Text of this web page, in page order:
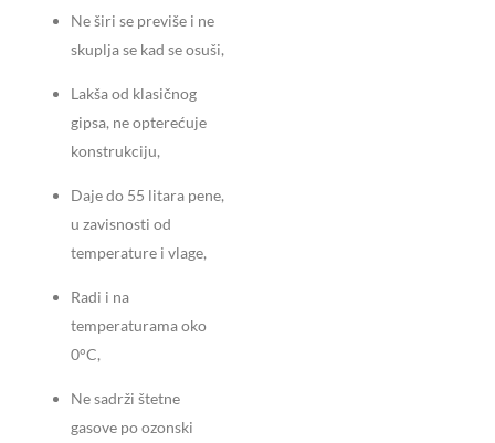
Ne širi se previše i ne
skuplja se kad se osuši,
Lakša od klasičnog
gipsa, ne opterećuje
konstrukciju,
Daje do 55 litara pene,
u zavisnosti od
temperature i vlage,
Radi i na
temperaturama oko
0°C,
Ne sadrži štetne
gasove po ozonski